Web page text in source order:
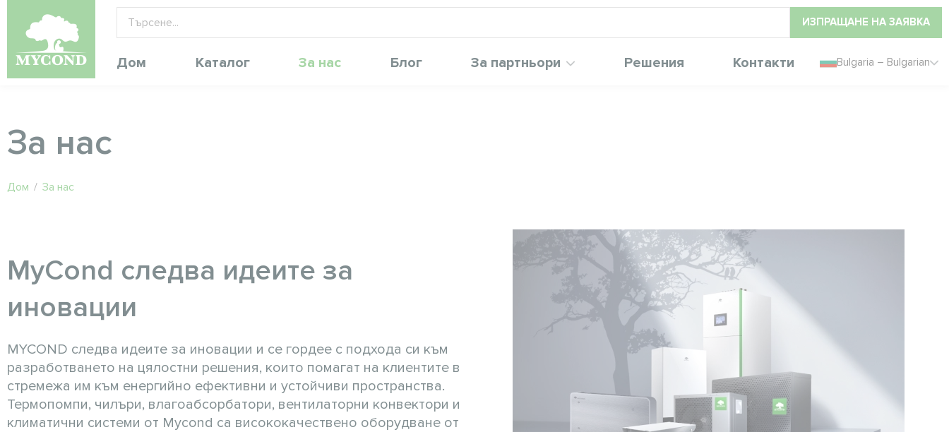
ИЗПРАЩАНЕ НА ЗАЯВКА
Дом Каталог За нас Блог За партньори Решения Контакти Bulgaria – Bulgarian
За нас
Дом / За нас
MyCond следва идеите за
иновации
MYCOND следва идеите за иновации и се гордее с подхода си към
разработването на цялостни решения, които помагат на клиентите в
стремежа им към енергийно ефективни и устойчиви пространства.
Термопомпи, чилъри, влагоабсорбатори, вентилаторни конвектори и
климатични системи от Mycond са висококачествено оборудване от